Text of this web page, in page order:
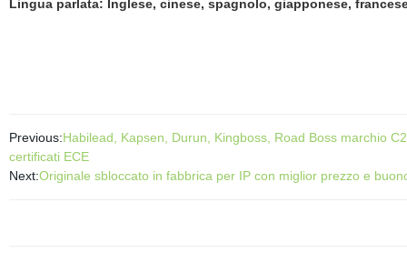
Lingua parlata: Inglese, cinese, spagnolo, giapponese,
Previous:Habilead, Kapsen, Durun, Kingboss, Road Boss marchio
certificati ECE
Next:Originale sbloccato in fabbrica per IP con miglior prezzo e